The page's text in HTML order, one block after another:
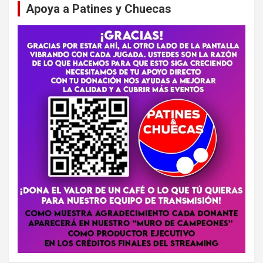
Apoya a Patines y Chuecas